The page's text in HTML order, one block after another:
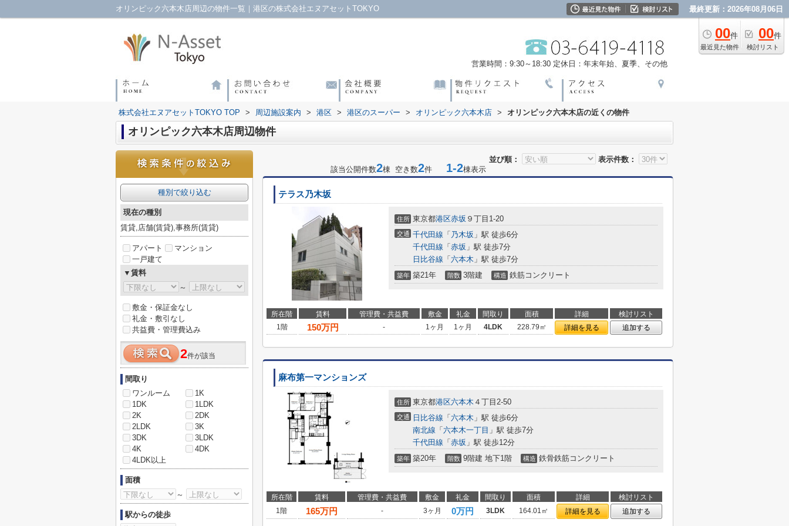
オリンピック六本木店周辺の物件一覧｜港区の株式会社エヌアセットTOKYO 最終更新：2026年08月06日
00件
最近見た物件
00件
検討リスト
営業時間：9:30～18:30 定休日：年末年始、夏季、その他
株式会社エヌアセットTOKYO TOP > 周辺施設案内 > 港区 > 港区のスーパー > オリンピック六本木店 > オリンピック六本木店の近くの物件
オリンピック六本木店周辺物件
並び順：
表示件数：
該当公開件数2棟 空き数2件 1-2棟表示
テラス乃木坂
住所 東京都港区赤坂 ９丁目1-20
交通 千代田線 「 乃木坂 」駅 徒歩6分
千代田線 「 赤坂 」駅 徒歩7分
日比谷線 「 六本木 」駅 徒歩7分
築年 築21年 階数 3階建 構造 鉄筋コンクリート
所在階 賃料 管理費・共益費 敷金 礼金 間取り 面積 詳細
検討リスト
1階
150万円 - 1ヶ月 1ヶ月 4LDK 228.79㎡ 詳細を見る 追加する
麻布第一マンションズ
住所 東京都港区六本木 ４丁目2-50
交通 日比谷線 「 六本木 」駅 徒歩6分
南北線 「 六本木一丁目 」駅 徒歩7分
千代田線 「 赤坂 」駅 徒歩12分
築年 築20年 階数 9階建 地下1階 構造 鉄骨鉄筋コンクリート
所在階 賃料 管理費・共益費 敷金 礼金 間取り 面積 詳細
検討リスト
1階
165万円 - 3ヶ月 0万円 3LDK 164.01㎡ 詳細を見る 追加する
種別で絞り込む
現在の種別
賃貸,店舗(賃貸),事務所(賃貸)
アパート
マンション
一戸建て
▼賃料
～
敷金・保証金なし
礼金・敷引なし
共益費・管理費込み
2件が該当
間取り
ワンルーム
1K
1DK
1LDK
2K
2DK
2LDK
3K
3DK
3LDK
4K
4DK
4LDK以上
面積
～
駅からの徒歩